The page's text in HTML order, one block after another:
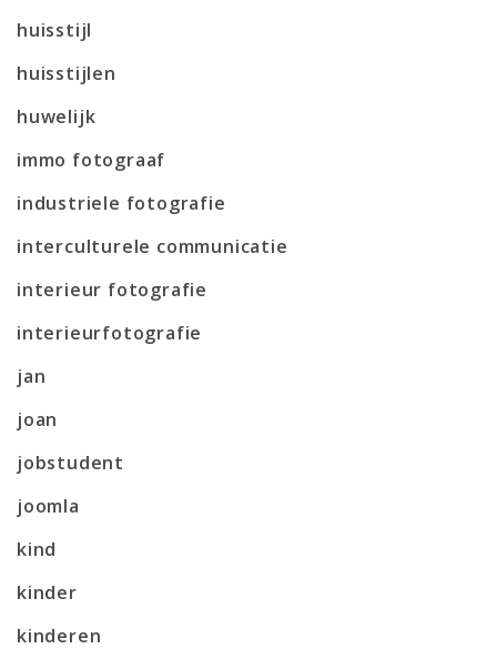
huisstijl
huisstijlen
huwelijk
immo fotograaf
industriele fotografie
interculturele communicatie
interieur fotografie
interieurfotografie
jan
joan
jobstudent
joomla
kind
kinder
kinderen